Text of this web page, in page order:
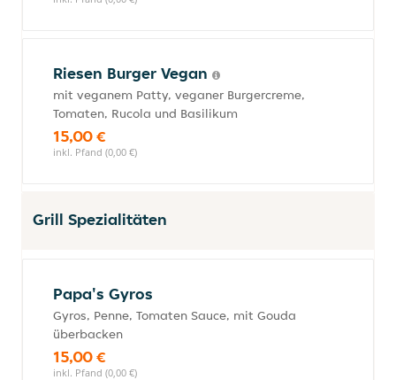
Riesen Burger Vegan
mit veganem Patty, veganer Burgercreme,
Tomaten, Rucola und Basilikum
15,00 €
inkl. Pfand (0,00 €)
Grill Spezialitäten
Papa's Gyros
Gyros, Penne, Tomaten Sauce, mit Gouda
überbacken
15,00 €
inkl. Pfand (0,00 €)